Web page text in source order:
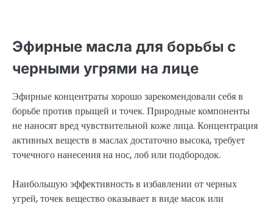
Эфирные масла для борьбы с
черными угрями на лице
Эфирные концентраты хорошо зарекомендовали себя в
борьбе против прыщей и точек. Природные компоненты
не наносят вред чувствительной коже лица. Концентрация
активных веществ в маслах достаточно высока, требует
точечного нанесения на нос, лоб или подбородок.
Наибольшую эффективность в избавлении от черных
угрей, точек вещество оказывает в виде масок или